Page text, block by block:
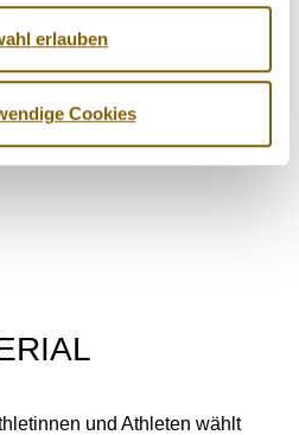
erlauben
Cookies
und Athleten wählt